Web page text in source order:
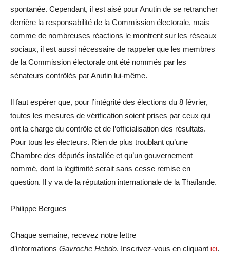
spontanée. Cependant, il est aisé pour Anutin de se retrancher
derrière la responsabilité de la Commission électorale, mais
comme de nombreuses réactions le montrent sur les réseaux
sociaux, il est aussi nécessaire de rappeler que les membres
de la Commission électorale ont été nommés par les
sénateurs contrôlés par Anutin lui-même.
Il faut espérer que, pour l’intégrité des élections du 8 février,
toutes les mesures de vérification soient prises par ceux qui
ont la charge du contrôle et de l’officialisation des résultats.
Pour tous les électeurs. Rien de plus troublant qu’une
Chambre des députés installée et qu’un gouvernement
nommé, dont la légitimité serait sans cesse remise en
question. Il y va de la réputation internationale de la Thaïlande.
Philippe Bergues
Chaque semaine, recevez notre lettre
d’informations Gavroche Hebdo. Inscrivez-vous en cliquant ici.